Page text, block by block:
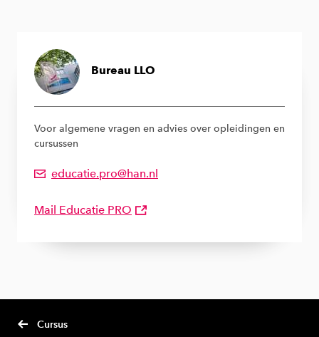
Bureau LLO
Voor algemene vragen en advies over opleidingen en
cursussen
educatie.pro@han.nl
Emailadres van Bureau LLO
Mail Educatie PRO
Cursus